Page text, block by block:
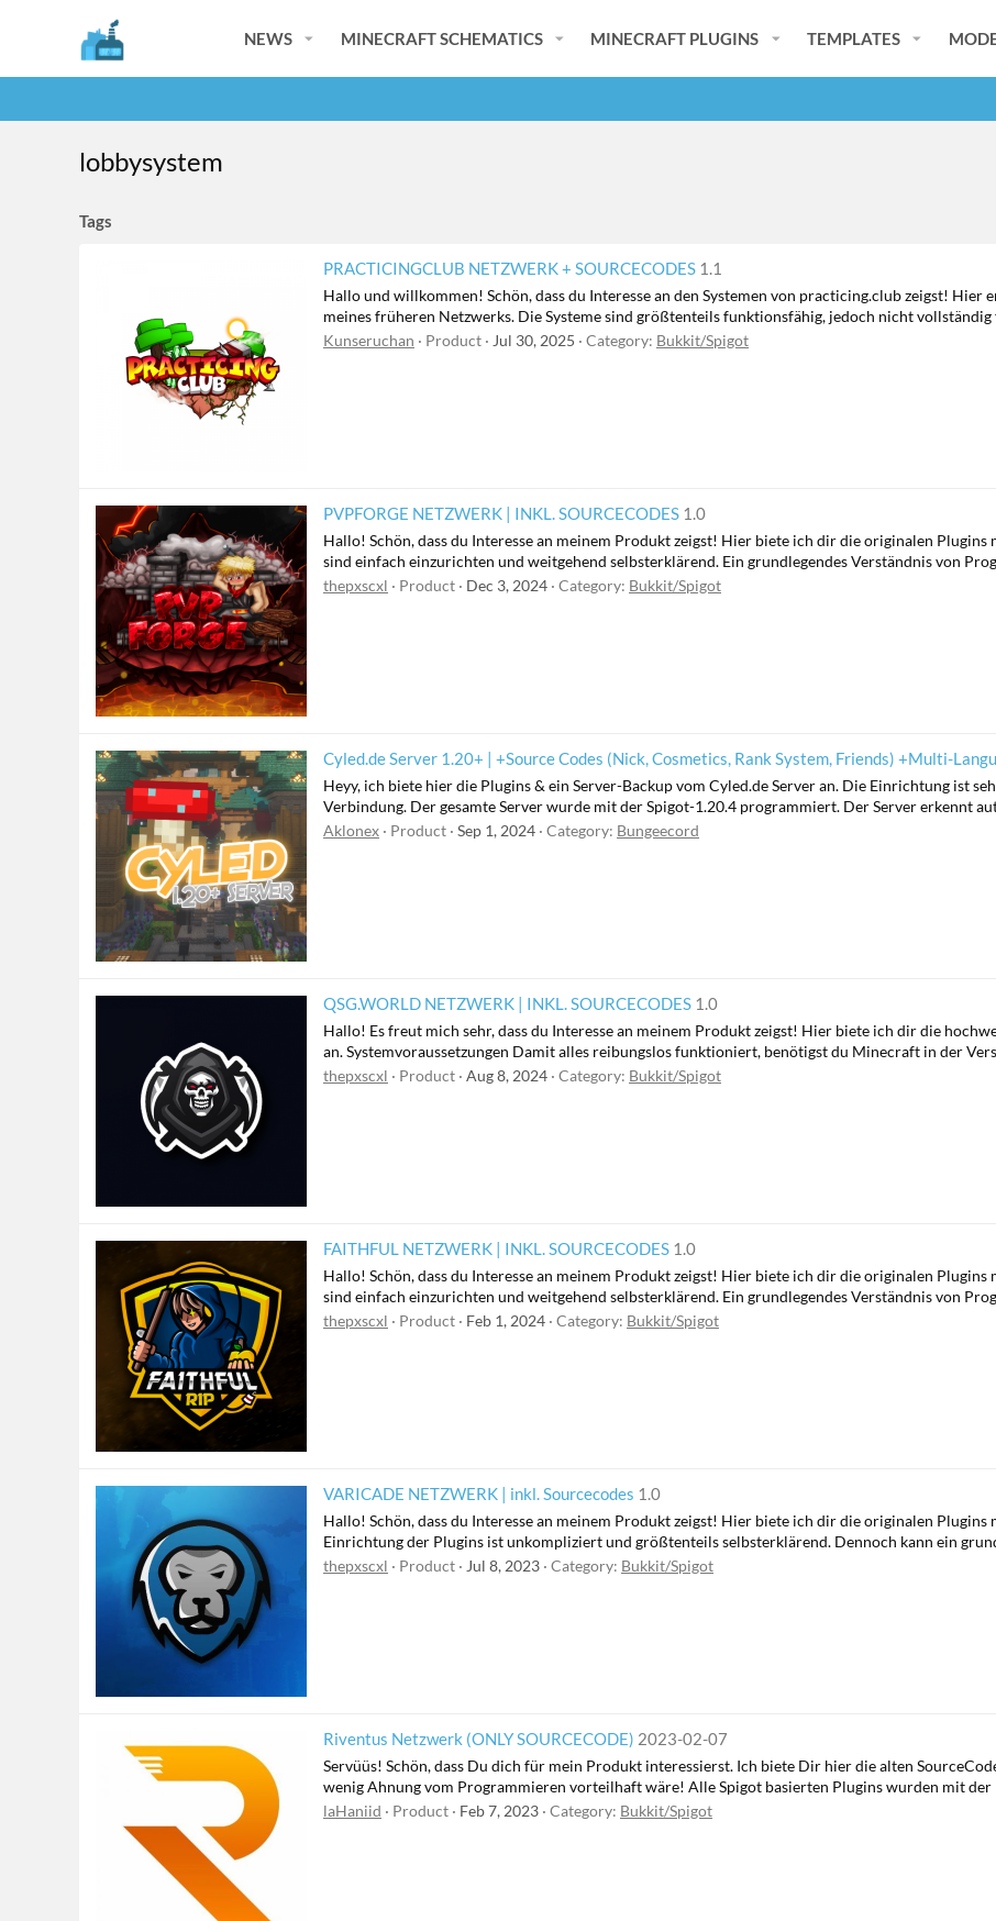
NEWS MINECRAFT SCHEMATICS MINECRAFT PLUGINS TEMPLATES
lobbysystem
Tags
PRACTICINGCLUB NETZWERK + SOURCECODES 1.1
Hallo und willkommen! Schön, dass du Interesse an den Systemen von practicing.club zeigst!
meines früheren Netzwerks. Die Systeme sind größtenteils funktionsfähig, jedoch nicht
Kunseruchan
Product Jul 30, 2025 Category: Bukkit/Spigot
PVPFORGE NETZWERK | INKL. SOURCECODES 1.0
Hallo! Schön, dass du Interesse an meinem Produkt zeigst! Hier biete ich dir die originalen
sind einfach einzurichten und weitgehend selbsterklärend. Ein grundlegendes Verständnis von
thepxscxl
Product Dec 3, 2024 Category: Bukkit/Spigot
Cyled.de Server 1.20+ | +Source Codes (Nick, Cosmetics, Rank System, Friends) +Multi-
Heyy, ich biete hier die Plugins & ein Server-Backup vom Cyled.de Server an. Die Einrichtung ist
Verbindung. Der gesamte Server wurde mit der Spigot-1.20.4 programmiert. Der Server erkennt
Aklonex
Product Sep 1, 2024 Category: Bungeecord
QSG.WORLD NETZWERK | INKL. SOURCECODES 1.0
Hallo! Es freut mich sehr, dass du Interesse an meinem Produkt zeigst! Hier biete ich dir die
an. Systemvoraussetzungen Damit alles reibungslos funktioniert, benötigst du Minecraft in der
thepxscxl
Product Aug 8, 2024 Category: Bukkit/Spigot
FAITHFUL NETZWERK | INKL. SOURCECODES 1.0
Hallo! Schön, dass du Interesse an meinem Produkt zeigst! Hier biete ich dir die originalen
sind einfach einzurichten und weitgehend selbsterklärend. Ein grundlegendes Verständnis von
thepxscxl
Product Feb 1, 2024 Category: Bukkit/Spigot
VARICADE NETZWERK | inkl. Sourcecodes 1.0
Hallo! Schön, dass du Interesse an meinem Produkt zeigst! Hier biete ich dir die originalen
Einrichtung der Plugins ist unkompliziert und größtenteils selbsterklärend. Dennoch kann ein
thepxscxl
Product Jul 8, 2023 Category: Bukkit/Spigot
Riventus Netzwerk (ONLY SOURCECODE) 2023-02-07
Servüüs! Schön, dass Du dich für mein Produkt interessierst. Ich biete Dir hier die alten
wenig Ahnung vom Programmieren vorteilhaft wäre! Alle Spigot basierten Plugins wurden mit der
laHaniid
Product Feb 7, 2023 Category: Bukkit/Spigot